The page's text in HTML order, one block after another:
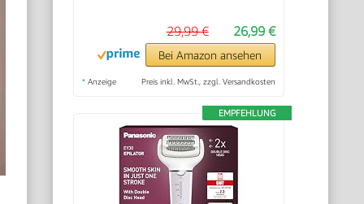
26,99 €
29,99 €
Bei Amazon ansehen
* Anzeige Preis inkl. MwSt., zzgl. Versandkosten
EMPFEHLUNG